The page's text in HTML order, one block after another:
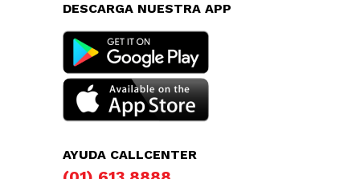
DESCARGA NUESTRA APP
AYUDA CALLCENTER